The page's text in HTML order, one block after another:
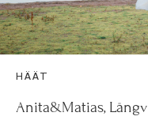
HÄÄT
Anita&Matias,